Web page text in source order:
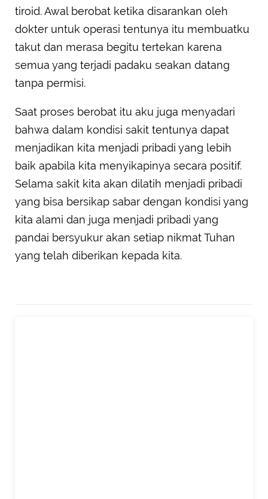
tiroid. Awal berobat ketika disarankan oleh
dokter untuk operasi tentunya itu membuatku
takut dan merasa begitu tertekan karena
semua yang terjadi padaku seakan datang
tanpa permisi.
Saat proses berobat itu aku juga menyadari
bahwa dalam kondisi sakit tentunya dapat
menjadikan kita menjadi pribadi yang lebih
baik apabila kita menyikapinya secara positif.
Selama sakit kita akan dilatih menjadi pribadi
yang bisa bersikap sabar dengan kondisi yang
kita alami dan juga menjadi pribadi yang
pandai bersyukur akan setiap nikmat Tuhan
yang telah diberikan kepada kita.